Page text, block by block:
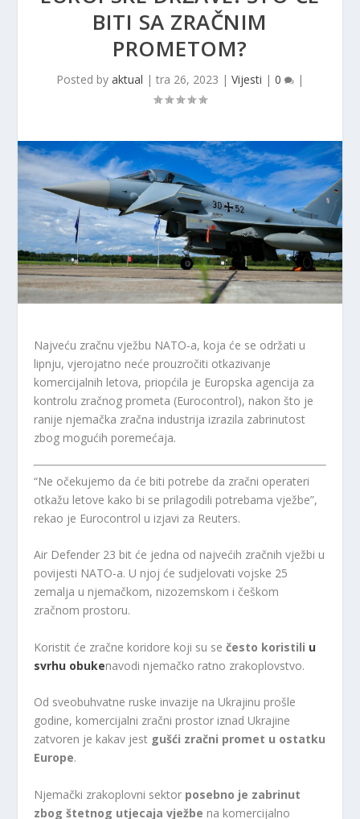
BITI SA ZRAČNIM
PROMETOM?
Posted by aktual | tra 26, 2023 | Vijesti | 0 |
Najveću zračnu vježbu NATO-a, koja će se održati u
lipnju, vjerojatno neće prouzročiti otkazivanje
komercijalnih letova, priopćila je Europska agencija za
kontrolu zračnog prometa (Eurocontrol), nakon što je
ranije njemačka zračna industrija izrazila zabrinutost
zbog mogućih poremećaja.
“Ne očekujemo da će biti potrebe da zračni operateri
otkažu letove kako bi se prilagodili potrebama vježbe”,
rekao je Eurocontrol u izjavi za Reuters.
Air Defender 23 bit će jedna od najvećih zračnih vježbi u
povijesti NATO-a. U njoj će sudjelovati vojske 25
zemalja u njemačkom, nizozemskom i češkom
zračnom prostoru.
Koristit će zračne koridore koji su sečesto koristili u
svrhu obukenavodi njemačko ratno zrakoplovstvo.
Od sveobuhvatne ruske invazije na Ukrajinu prošle
godine, komercijalni zračni prostor iznad Ukrajine
zatvoren je kakav jest gušći zračni promet u ostatku
Europe.
Njemački zrakoplovni sektor posebno je zabrinut
zbog štetnog utjecaja vježbe na komercijalno